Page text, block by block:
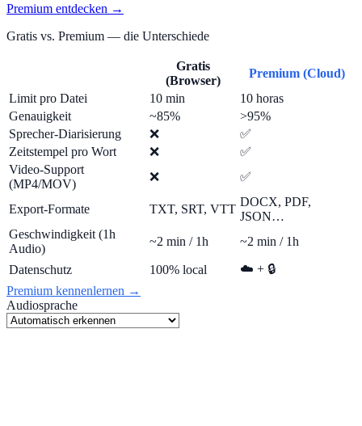
Premium entdecken →
Gratis vs. Premium — die Unterschiede
Gratis
(Browser)
Premium (Cloud)
Limit pro Datei
10 min
10 horas
Genauigkeit
~85%
>95%
Sprecher-Diarisierung
❌
✅
Zeitstempel pro Wort
❌
✅
Video-Support
(MP4/MOV)
❌ ✅
Export-Formate TXT, SRT, VTT
DOCX, PDF,
JSON…
Geschwindigkeit (1h
Audio)
~2 min / 1h ~2 min / 1h
Datenschutz 100% local
☁️ + 🔒
Premium kennenlernen →
Audiosprache